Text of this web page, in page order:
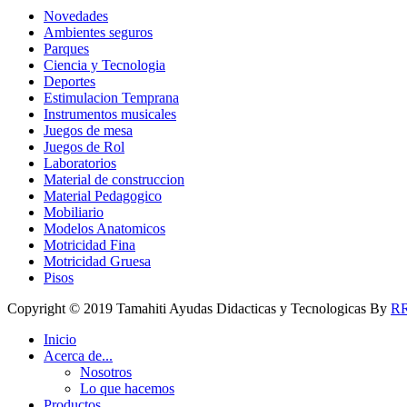
Novedades
Ambientes seguros
Parques
Ciencia y Tecnologia
Deportes
Estimulacion Temprana
Instrumentos musicales
Juegos de mesa
Juegos de Rol
Laboratorios
Material de construccion
Material Pedagogico
Mobiliario
Modelos Anatomicos
Motricidad Fina
Motricidad Gruesa
Pisos
Copyright © 2019 Tamahiti Ayudas Didacticas y Tecnologicas By
Inicio
Acerca de...
Nosotros
Lo que hacemos